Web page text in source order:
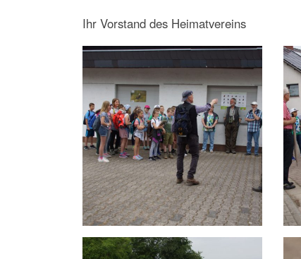
Ihr Vorstand des Heimatvereins